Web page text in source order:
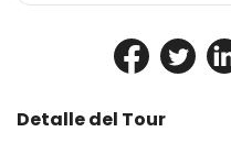
Detalle del Tour